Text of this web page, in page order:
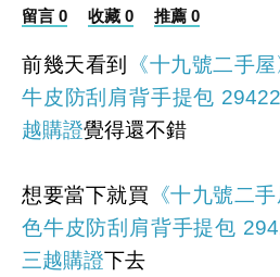
留言 0 收藏 0 推薦 0
前幾天看到
《十九號二手
牛皮防刮肩背手提包
越購證覺得還不錯
想要當下就買 《十九號二
色牛皮防刮肩背手提包
三越購證下去